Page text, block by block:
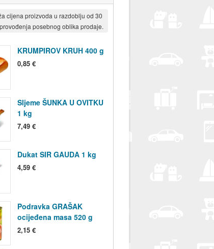
cijena proizvoda u razdoblju od 30
posebnog oblika prodaje.
KRUMPIROV KRUH 400 g
0,85 €
Sljeme ŠUNKA U OVITKU
1 kg
7,49 €
Dukat SIR GAUDA 1 kg
4,59 €
Podravka GRAŠAK
ocijeđena masa 520 g
2,15 €